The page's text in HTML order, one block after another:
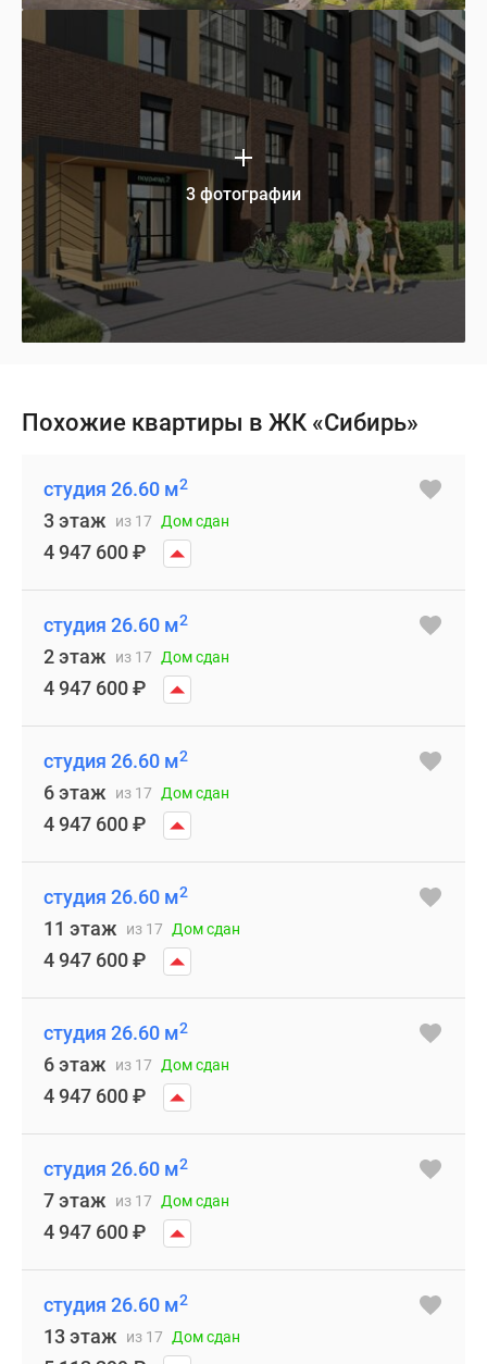
3 фотографии
Похожие квартиры в ЖК «Сибирь»
студия 26.60 м2
3 этаж из 17 Дом сдан
4 947 600₽
студия 26.60 м2
2 этаж из 17 Дом сдан
4 947 600₽
студия 26.60 м2
6 этаж из 17 Дом сдан
4 947 600₽
студия 26.60 м2
11 этаж из 17 Дом сдан
4 947 600₽
студия 26.60 м2
6 этаж из 17 Дом сдан
4 947 600₽
студия 26.60 м2
7 этаж из 17 Дом сдан
4 947 600₽
студия 26.60 м2
13 этаж из 17 Дом сдан